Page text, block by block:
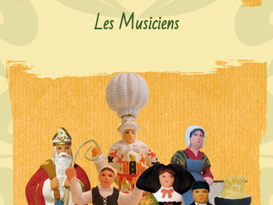
Les Musiciens